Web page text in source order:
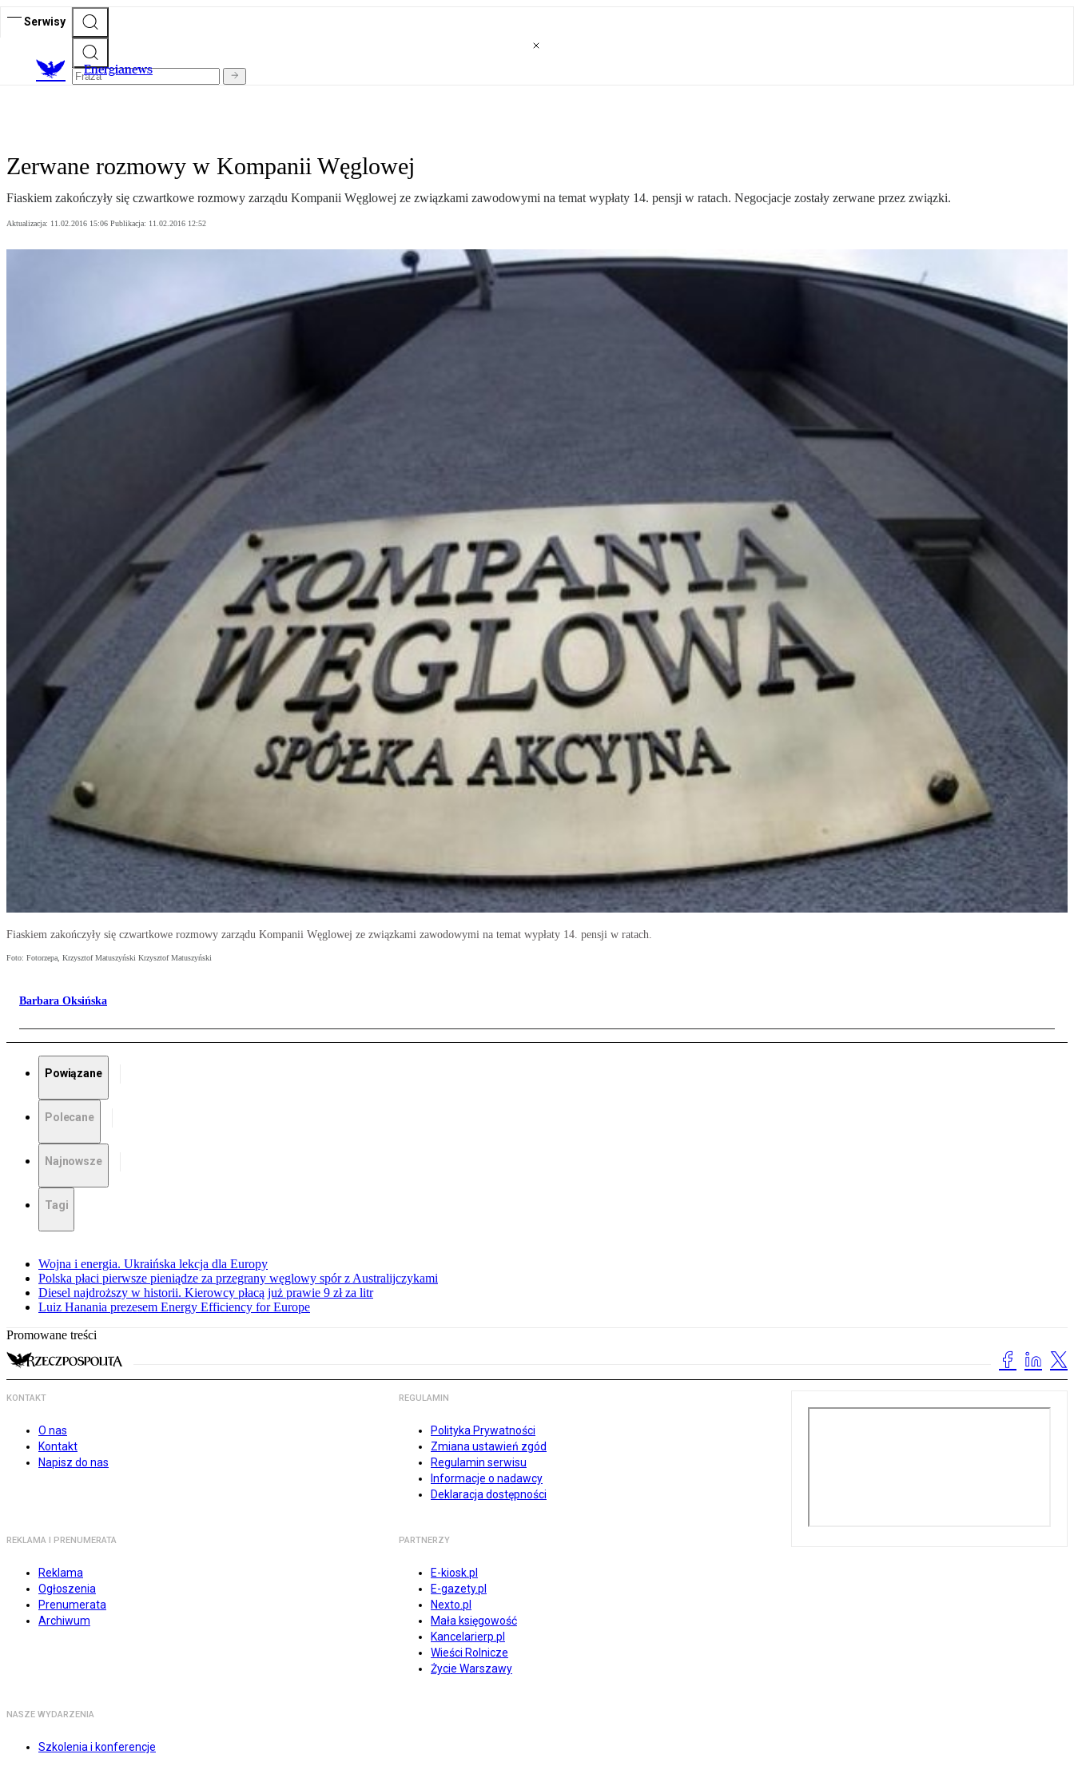
Serwisy
Energianews
Zerwane rozmowy w Kompanii Węglowej
Fiaskiem zakończyły się czwartkowe rozmowy zarządu Kompanii Węglowej ze związkami zawodowymi na temat wypłaty 14. pensji w ratach. Negocjacje zostały zerwane przez związki.
Aktualizacja: 11.02.2016 15:06 Publikacja: 11.02.2016 12:52
Fiaskiem zakończyły się czwartkowe rozmowy zarządu Kompanii Węglowej ze związkami zawodowymi na temat wypłaty 14. pensji w ratach.
Foto: Fotorzepa, Krzysztof Matuszyński Krzysztof Matuszyński
Barbara Oksińska
Powiązane
Polecane
Najnowsze
Tagi
Wojna i energia. Ukraińska lekcja dla Europy
Polska płaci pierwsze pieniądze za przegrany węglowy spór z Australijczykami
Diesel najdroższy w historii. Kierowcy płacą już prawie 9 zł za litr
Luiz Hanania prezesem Energy Efficiency for Europe
Promowane treści
KONTAKT
O nas
Kontakt
Napisz do nas
REGULAMIN
Polityka Prywatności
Zmiana ustawień zgód
Regulamin serwisu
Informacje o nadawcy
Deklaracja dostępności
REKLAMA I PRENUMERATA
Reklama
Ogłoszenia
Prenumerata
Archiwum
PARTNERZY
E-kiosk.pl
E-gazety.pl
Nexto.pl
Mała księgowość
Kancelarierp.pl
Wieści Rolnicze
Życie Warszawy
NASZE WYDARZENIA
Szkolenia i konferencje